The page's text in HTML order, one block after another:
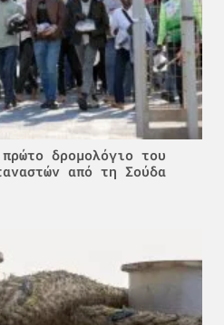
δρομολόγιο του
από τη Σούδα